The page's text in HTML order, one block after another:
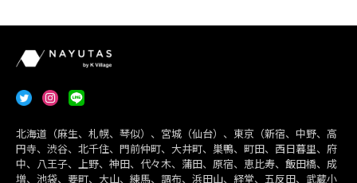
北海道（麻生、札幌、琴似）、宮城（仙台）、東京（新宿、中野、高
円寺、渋谷、北千住、門前仲町、大井町、巣鴨、町田、西日暮里、府
中、八王子、上野、神田、代々木、蒲田、原宿、恵比寿、飯田橋、成
増、池袋、要町、大山、練馬、調布、浜田山、経堂、五反田、武蔵小